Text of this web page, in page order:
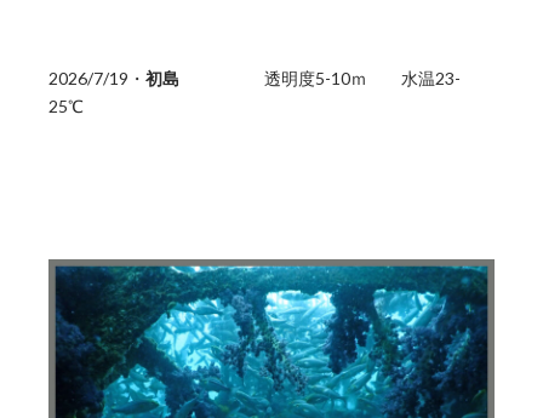
2026/7/19・ 初島
透明度5-10ｍ 水温23-
25℃